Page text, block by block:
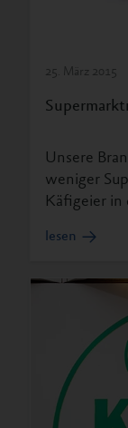
25. März 2015
Unsere
weniger
Käfigeier in
lesen